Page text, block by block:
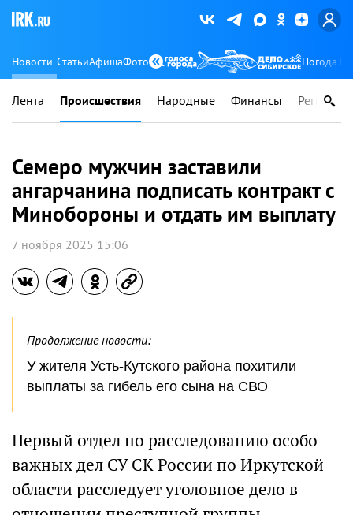
Новости СтатьиАфишаФото Погода
Лента Происшествия Народные Финансы Регионы
Семеро мужчин заставили
ангарчанина подписать контракт с
Минобороны и отдать им выплату
7 ноября 2025 15:06
Продолжение новости:
У жителя Усть-Кутского района похитили
выплаты за гибель его сына на СВО
Первый отдел по расследованию особо
важных дел СУ СК России по Иркутской
области расследует уголовное дело в